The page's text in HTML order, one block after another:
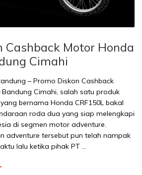
Cashback Motor Honda
Cimahi
– Promo Diskon Cashback
Cimahi, salah satu produk
bernama Honda CRF150L bakal
roda dua yang siap melengkapi
di segmen motor adventure.
adventure tersebut pun telah nampak
lalu ketika pihak PT …